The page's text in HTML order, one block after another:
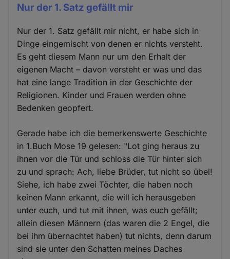
Nur der 1. Satz gefällt mir
Nur der 1. Satz gefällt mir nicht, er habe sich in
Dinge eingemischt von denen er nichts versteht.
Es geht diesem Mann nur um den Erhalt der
eigenen Macht – davon versteht er was und das
hat eine lange Tradition in der Geschichte der
Religionen. Kinder und Frauen werden ohne
Bedenken geopfert.
Gerade habe ich die bemerkenswerte Geschichte
in 1.Buch Mose 19 gelesen: "Lot ging heraus zu
ihnen vor die Tür und schloss die Tür hinter sich
zu und sprach: Ach, liebe Brüder, tut nicht so übel!
Siehe, ich habe zwei Töchter, die haben noch
keinen Mann erkannt, die will ich herausgeben
unter euch, und tut mit ihnen, was euch gefällt;
allein diesen Männern (das waren die 2 Engel, die
bei ihm übernachtet haben) tut nichts, denn darum
sind sie unter den Schatten meines Daches